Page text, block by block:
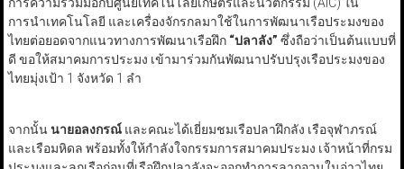
การความร่วมมือกับศูนย์เทคโนโลยีเกษตรและนวัตกรรม (AIC) ใน
การนำเทคโนโลยี และเครื่องจักรกลมาใช้ในการพัฒนาเรือประมงของ
ไทยต่อยอดจากแนวทางการพัฒนาเรือฝึก “ปลาลัง” ซึ่งถือว่าเป็นต้นแบบที่
ดี ขอให้สมาคมการประมง เข้ามาร่วมกันพัฒนาปรับปรุงเรือประมงของ
ไทยมุ่งเป้า 1 จังหวัด 1 ลำ
จากนั้นนายอลงกรณ์และคณะได้เยี่ยมชมเรือปลาฝึกลัง เรือจุฬาภรณ์
และเรือมหิดล พร้อมทั้งให้กำลังใจกรรมการสมาคมประมง เจ้าหน้าที่กรม